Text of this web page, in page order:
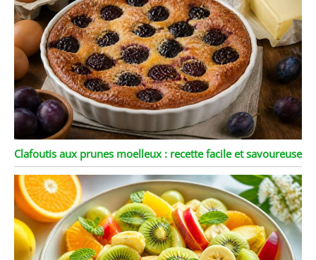
Clafoutis aux prunes moelleux : recette facile et savoureuse